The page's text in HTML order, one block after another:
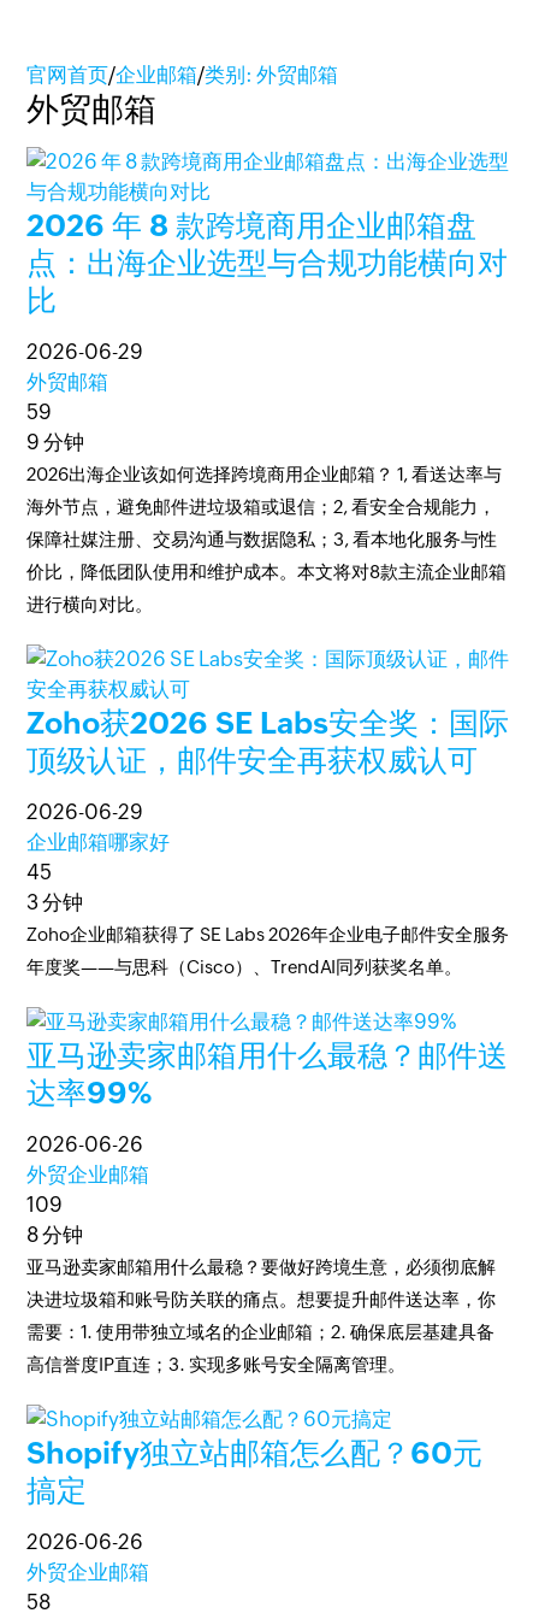
官网首页/企业邮箱/类别: 外贸邮箱
外贸邮箱
2026 年 8 款跨境商用企业邮箱盘
点：出海企业选型与合规功能横向对
比
2026-06-29
外贸邮箱
59
9 分钟
2026出海企业该如何选择跨境商用企业邮箱？ 1, 看送达率与
海外节点，避免邮件进垃圾箱或退信；2, 看安全合规能力，
保障社媒注册、交易沟通与数据隐私；3, 看本地化服务与性
价比，降低团队使用和维护成本。本文将对8款主流企业邮箱
进行横向对比。
Zoho获2026 SE Labs安全奖：国际
顶级认证，邮件安全再获权威认可
2026-06-29
企业邮箱哪家好
45
3 分钟
Zoho企业邮箱获得了 SE Labs 2026年企业电子邮件安全服务
年度奖——与思科（Cisco）、TrendAI同列获奖名单。
亚马逊卖家邮箱用什么最稳？邮件送
达率99%
2026-06-26
外贸企业邮箱
109
8 分钟
亚马逊卖家邮箱用什么最稳？要做好跨境生意，必须彻底解
决进垃圾箱和账号防关联的痛点。想要提升邮件送达率，你
需要：1. 使用带独立域名的企业邮箱；2. 确保底层基建具备
高信誉度IP直连；3. 实现多账号安全隔离管理。
Shopify独立站邮箱怎么配？60元
搞定
2026-06-26
外贸企业邮箱
58